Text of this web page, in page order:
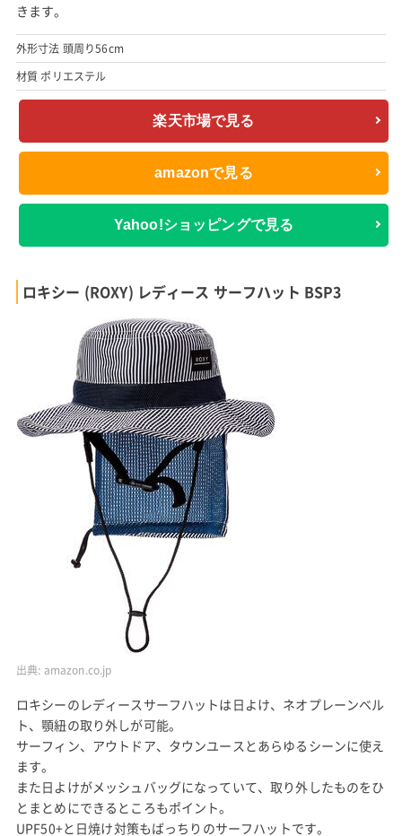
きます。
外形寸法 頭周り56cm
材質 ポリエステル
楽天市場で見る
amazonで見る
Yahoo!ショッピングで見る
ロキシー (ROXY) レディース サーフハット BSP3
出典: amazon.co.jp
ロキシーのレディースサーフハットは日よけ、ネオプレーンベル
ト、顎紐の取り外しが可能。
サーフィン、アウトドア、タウンユースとあらゆるシーンに使え
ます。
また日よけがメッシュバッグになっていて、取り外したものをひ
とまとめにできるところもポイント。
UPF50+と日焼け対策もばっちりのサーフハットです。